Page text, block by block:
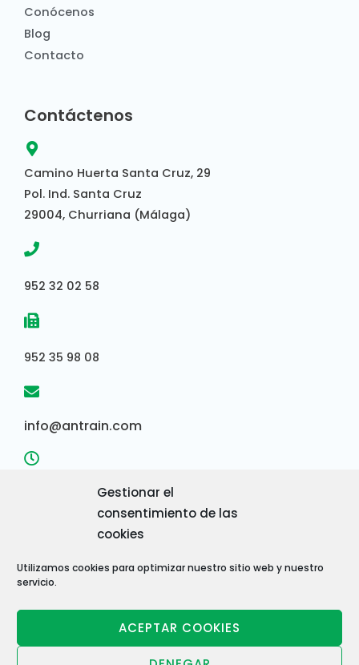
Gestionar el
consentimiento de las
cookies
Utilizamos cookies para optimizar nuestro sitio web y nuestro
servicio.
ACEPTAR COOKIES
Conócenos
Blog
Contacto
Contáctenos
Camino Huerta Santa Cruz, 29
Pol. Ind. Santa Cruz
29004, Churriana (Málaga)
952 32 02 58
952 35 98 08
info@antrain.com
Horario de consultas:
8:00 AM – 15:00 PM
ANTRAIN - ANDALUZA DE TRATAMIENTOS INDUSTRIALES,
S.L. - Nº IDENTIFICACIÓN FISCAL: B-29428729